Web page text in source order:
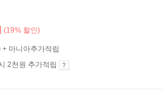
(19% 할인)
마니아추가적립
2천원 추가적립